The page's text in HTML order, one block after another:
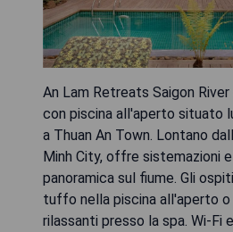
An Lam Retreats Saigon
con piscina all'aperto situato
a Thuan An Town. Lontano
Minh City, offre sistemazioni
panoramica sul fiume. Gli
tuffo nella piscina all'aperto o
rilassanti presso la spa. Wi-Fi